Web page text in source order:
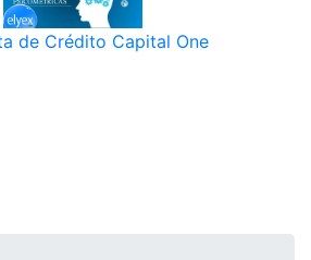
de Crédito Capital One